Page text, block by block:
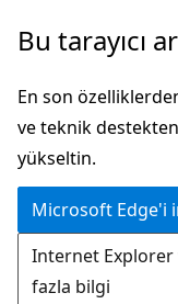
Ana
atla
Bu tarayıcı
En son
ve teknik
yükseltin.
Microsoft Edge'i
Internet Explorer
fazla bilgi